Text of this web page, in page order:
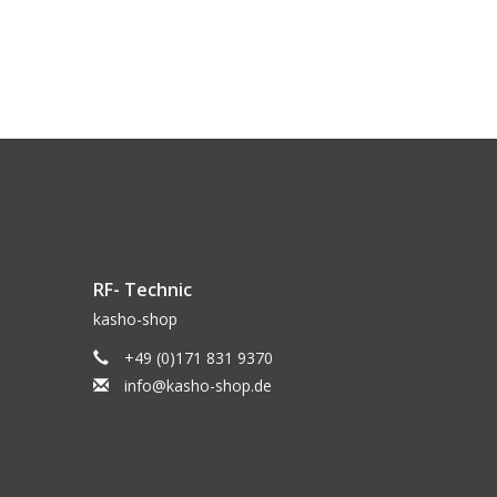
RF- Technic
kasho-shop
+49 (0)171 831 9370
info@kasho-shop.de